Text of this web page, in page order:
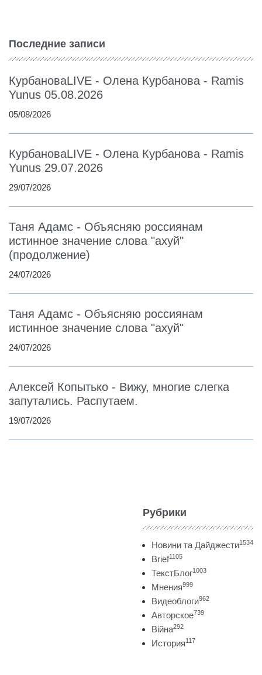
Последние записи
КурбановаLIVE - Олена Курбанова - Ramis
Yunus 05.08.2026
05/08/2026
КурбановаLIVE - Олена Курбанова - Ramis
Yunus 29.07.2026
29/07/2026
Таня Адамс - Объясняю россиянам
истинное значение слова "ахуй"
(продолжение)
24/07/2026
Таня Адамс - Объясняю россиянам
истинное значение слова "ахуй"
24/07/2026
Алексей Копытько - Вижу, многие слегка
запутались. Распутаем.
19/07/2026
Рубрики
Новини та Дайджести1534
Brief1105
ТекстБлог1003
Мнения999
Видеоблоги962
Авторское739
Війна292
История117